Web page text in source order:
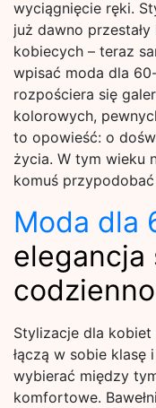
wyciągnięcie ręki.
już dawno
kobiecych – teraz
wpisać moda dla
rozpościera się
kolorowych,
to opowieść: o
życia. W tym wieku
komuś
Moda dla
elegancja
Stylizacje dla
łączą w sobie klasę
wybierać między
komfortowe.